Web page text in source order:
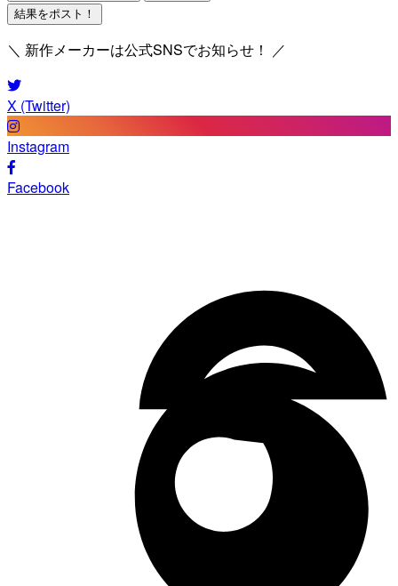
結果をポスト！
＼ 新作メーカーは公式SNSでお知らせ！ ／
X (Twitter)
Instagram
Facebook